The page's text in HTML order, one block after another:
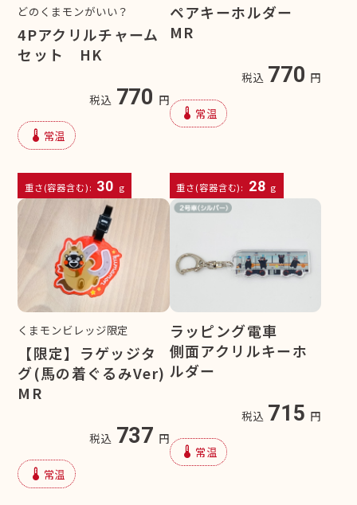
どのくまモンがいい？
4Pアクリルチャーム
セット HK
税込 770 円
device_thermostat 常温
重さ(容器含む): 30 g
ペアキーホルダー
MR
税込 770 円
device_thermostat 常温
重さ(容器含む): 28 g
くまモンビレッジ限定
【限定】ラゲッジタ
グ(馬の着ぐるみVer)
MR
税込 737 円
device_thermostat 常温
ラッピング電車
側面アクリルキーホ
ルダー
税込 715 円
device_thermostat 常温